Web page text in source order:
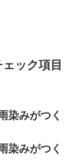
ック項目
染みがつく
染みがつく